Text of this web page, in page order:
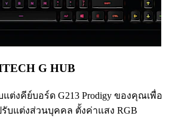
G HUB
ต่งคีย์บอร์ด G213 Prodigy ของคุณเพื่อ
บแต่งส่วนบุคคล ตั้งค่าแสง RGB